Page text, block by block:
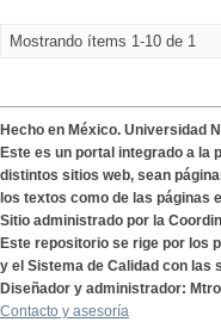
Mostrando ítems 1-10 de 1
Hecho en México. Universidad
Este es un portal integrado a la
distintos sitios web, sean
los textos como de las
Sitio administrado por la
Este repositorio se rige por los
y el Sistema de Calidad con las
Diseñador y administrador:
Contacto y asesoría